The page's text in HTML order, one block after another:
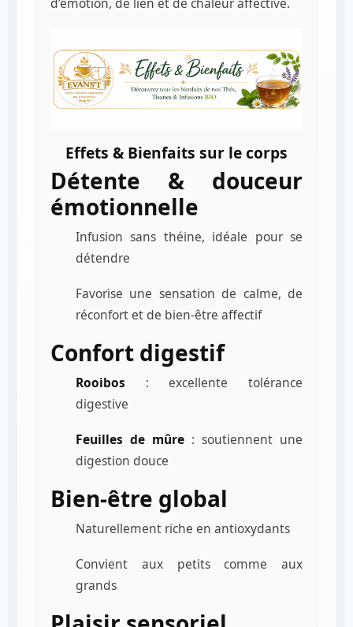
Effets & Bienfaits sur le corps
Détente & douceur
émotionnelle
Infusion sans théine, idéale pour se
détendre
Favorise une sensation de calme, de
réconfort et de bien-être affectif
Confort digestif
Rooibos : excellente tolérance
digestive
Feuilles de mûre : soutiennent une
digestion douce
Bien-être global
Naturellement riche en antioxydants
Convient aux petits comme aux
grands